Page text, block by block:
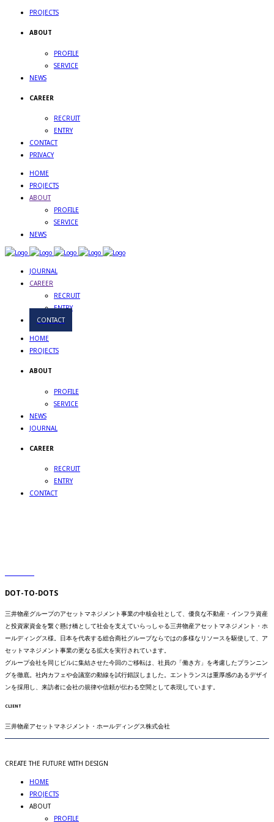
PROJECTS
ABOUT
PROFILE
SERVICE
NEWS
CAREER
RECRUIT
ENTRY
CONTACT
PRIVACY
HOME
PROJECTS
ABOUT
PROFILE
SERVICE
NEWS
JOURNAL
CAREER
RECRUIT
ENTRY
CONTACT
HOME
PROJECTS
ABOUT
PROFILE
SERVICE
NEWS
JOURNAL
CAREER
RECRUIT
ENTRY
CONTACT
DOT-TO-DOTS
三井物産グループのアセットマネジメント事業の中核会社として、優良な不動産・インフラ資産
と投資家資金を繋ぐ懸け橋として社会を支えていらっしゃる三井物産アセットマネジメント・ホ
ールディングス様。日本を代表する総合商社グループならではの多様なリソースを駆使して、ア
セットマネジメント事業の更なる拡大を実行されています。
グループ会社を同じビルに集結させた今回のご移転は、社員の「働き方」を考慮したプランニン
グを徹底。社内カフェや会議室の動線を試行錯誤しました。エントランスは重厚感のあるデザイ
ンを採用し、来訪者に会社の規律や信頼が伝わる空間として表現しています。
CLIENT
三井物産アセットマネジメント・ホールディングス株式会社
CREATE THE FUTURE WITH DESIGN
HOME
PROJECTS
ABOUT
PROFILE